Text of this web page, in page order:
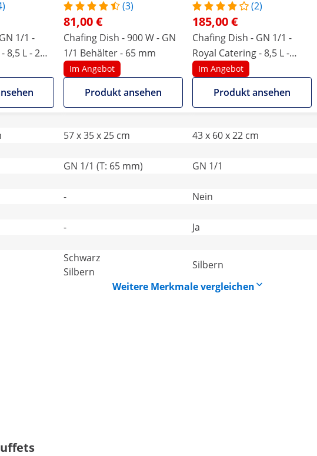
1/1 -
8,5 L - 2
- Rolltop
(3)
81,00 €
Chafing Dish - 900 W - GN
1/1 Behälter - 65 mm
Im Angebot
Produkt ansehen
(2)
185,00 €
Chafing Dish - GN 1/1 -
Royal Catering - 8,5 L -
Sichtfenster
Im Angebot
Produkt ansehen
57 x 35 x 25 cm 43 x 60 x 22 cm
GN 1/1 (T: 65 mm) GN 1/1
- Nein
- Ja
Schwarz
Silbern
Silbern
Weitere Merkmale vergleichen